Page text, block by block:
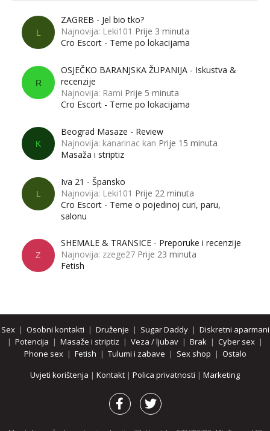
L
ZAGREB - Jel bio tko?
Najnovija: Leki101 Prije 3 minuta
Cro Escort - Teme po lokacijama
R
OSJEČKO BARANJSKA ŽUPANIJA - Iskustva &
recenzije
Najnovija: Rami Prije 5 minuta
Cro Escort - Teme po lokacijama
K
Beograd Masaze - Review
Najnovija: kanarinac kan Prije 15 minuta
Masaža i striptiz
L
Iva 21 - Špansko
Najnovija: Leki101 Prije 22 minuta
Cro Escort - Teme o pojedinoj curi, paru,
salonu
Z
SHEMALE & TRANSICE - Preporuke i recenzije
Najnovija: zzege27 Prije 23 minuta
Fetish
Sex| Osobni kontakti | Druženje | Sugar Daddy| Diskretni aparmani
| Potencija | Masaže i striptiz | Veza / ljubav | Brak | Cyber sex |
Phone sex| Fetish | Tulumi i zabave | Sex shop | Ostalo
Uvjeti korištenja | Kontakt | Polica privatnosti | Marketing